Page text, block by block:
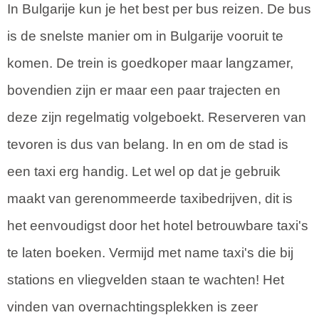
In Bulgarije kun je het best per bus reizen. De bus
is de snelste manier om in Bulgarije vooruit te
komen. De trein is goedkoper maar langzamer,
bovendien zijn er maar een paar trajecten en
deze zijn regelmatig volgeboekt. Reserveren van
tevoren is dus van belang. In en om de stad is
een taxi erg handig. Let wel op dat je gebruik
maakt van gerenommeerde taxibedrijven, dit is
het eenvoudigst door het hotel betrouwbare taxi's
te laten boeken. Vermijd met name taxi's die bij
stations en vliegvelden staan te wachten! Het
vinden van overnachtingsplekken is zeer